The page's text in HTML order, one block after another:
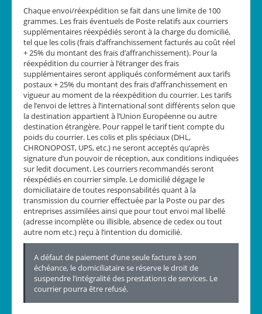
Chaque envoi/réexpédition se fait dans une limite de 100
grammes. Les frais éventuels de Poste relatifs aux courriers
supplémentaires réexpédiés seront à la charge du domicilié,
tel que les colis (frais d’affranchissement facturés au coût réel
+ 25% du montant des frais d’affranchissement). Pour la
réexpédition du courrier à l’étranger des frais
supplémentaires seront appliqués conformément aux tarifs
postaux + 25% du montant des frais d’affranchissement en
vigueur au moment de la réexpédition du courrier. Les tarifs
de l’envoi de lettres à l’international sont différents selon que
la destination appartient à l’Union Européenne ou autre
destination étrangère. Pour rappel le tarif tient compte du
poids du courrier. Les colis et plis spéciaux (DHL,
CHRONOPOST, UPS, etc.) ne seront acceptés qu’après
signature d’un pouvoir de réception, aux conditions indiquées
sur ledit document. Les courriers recommandés seront
réexpédiés en courrier simple. Le domicilié dégage le
domiciliataire de toutes responsabilités quant à la
transmission du courrier effectuée par la Poste ou par des
entreprises assimilées ainsi que pour tout envoi mal libellé
(adresse incomplète ou illisible, absence de cedex ou tout
autre nom etc.) reçu à l’intention du domicilié.
A défaut de paiement d’une seule facture à son
échéance, le domiciliataire se réserve le droit de
suspendre l’intégralité des prestations de services. Le
courrier pourra être refusé.